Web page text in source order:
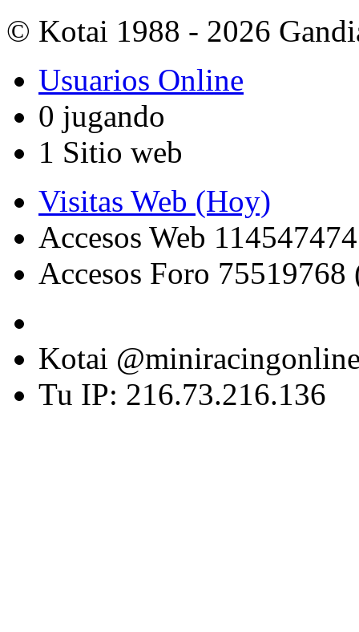
© Kotai 1988 - 2026
Usuarios Online
0 jugando
1 Sitio web
Visitas Web (Hoy)
Accesos Web
Accesos Foro 75519768
Kotai
Tu IP: 216.73.216.136